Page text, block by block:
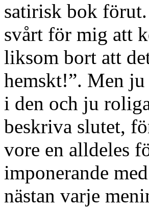
satirisk bok
svårt för mig att
liksom bort att
hemskt!”. Men
i den och ju
beskriva slutet,
vore en alldeles
imponerande
nästan varje